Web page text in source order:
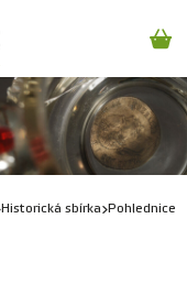
Historická sbírka Pohlednice